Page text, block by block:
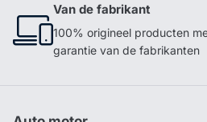
Van de fabrikant
100% origineel producten
garantie van de fabrikanten